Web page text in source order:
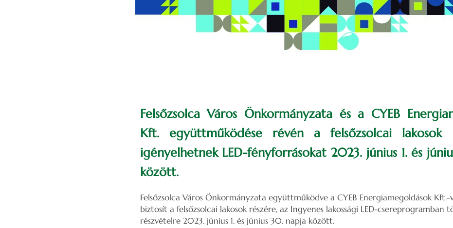
Felsőzsolca Város Önkormányzata és a CYEB
Kft. együttműködése révén a felsőzsolcai lakosok
igényelhetnek LED-fényforrásokat 2023. június 1. és
között.
Felsőzsolca Város Önkormányzata együttműködve a CYEB Energiamegoldások
biztosít a felsőzsolcai lakosok részére, az Ingyenes lakossági LED-csereprogramban
részvételre 2023. június 1. és június 30. napja között.